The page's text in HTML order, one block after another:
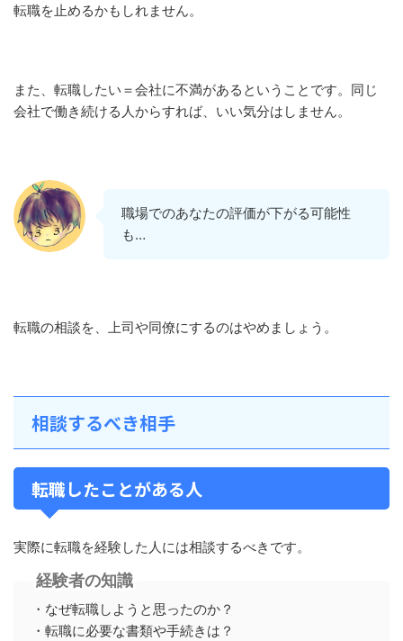
転職を止めるかもしれません。
また、転職したい＝会社に不満があるということです。同じ
会社で働き続ける人からすれば、いい気分はしません。
職場でのあなたの評価が下がる可能性
も…
転職の相談を、上司や同僚にするのはやめましょう。
相談するべき相手
転職したことがある人
実際に転職を経験した人には相談するべきです。
経験者の知識
・なぜ転職しようと思ったのか？
・転職に必要な書類や手続きは？